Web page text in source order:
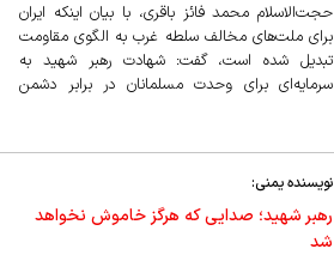
حجت‌الاسلام محمد فائز باقری، با بیان اینکه ایران
برای ملت‌های مخالف سلطه غرب به الگوی مقاومت
تبدیل شده است، گفت: شهادت رهبر شهید به
سرمایه‌ای برای وحدت مسلمانان در برابر دشمن
نویسنده یمنی:
رهبر شهید؛ صدایی که هرگز خاموش نخواهد
شد